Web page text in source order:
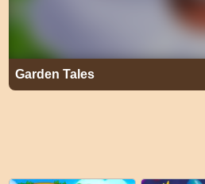
Garden Tales